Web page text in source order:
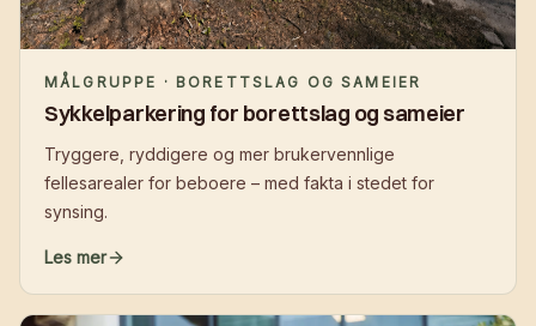
MÅLGRUPPE · BORETTSLAG OG SAMEIER
Sykkelparkering for borettslag og sameier
Tryggere, ryddigere og mer brukervennlige
fellesarealer for beboere – med fakta i stedet for
synsing.
Les mer